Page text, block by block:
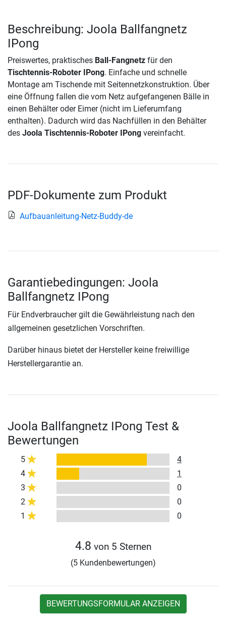
Beschreibung: Joola Ballfangnetz
IPong
Preiswertes, praktisches Ball-Fangnetz für den
Tischtennis-Roboter IPong. Einfache und schnelle
Montage am Tischende mit Seitennetzkonstruktion. Über
eine Öffnung fallen die vom Netz aufgefangenen Bälle in
einen Behälter oder Eimer (nicht im Lieferumfang
enthalten). Dadurch wird das Nachfüllen in den Behälter
des Joola Tischtennis-Roboter IPong vereinfacht.
PDF-Dokumente zum Produkt
Aufbauanleitung-Netz-Buddy-de
Garantiebedingungen: Joola
Ballfangnetz IPong
Für Endverbraucher gilt die Gewährleistung nach den
allgemeinen gesetzlichen Vorschriften.
Darüber hinaus bietet der Hersteller keine freiwillige
Herstellergarantie an.
Joola Ballfangnetz IPong Test &
Bewertungen
5
4
4
1
3
0
2
0
1
0
4.8 von 5 Sternen
(5 Kundenbewertungen)
BEWERTUNGSFORMULAR ANZEIGEN